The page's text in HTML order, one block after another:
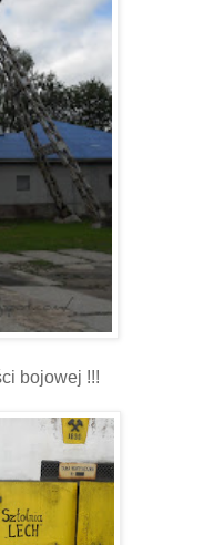
bojowej !!!